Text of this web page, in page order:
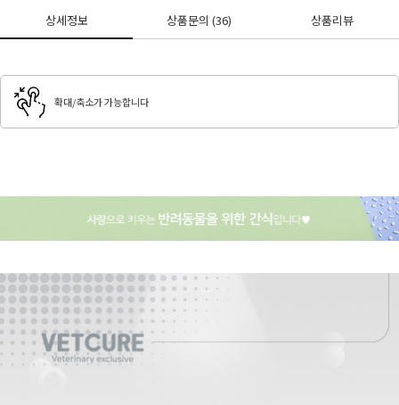
상세정보 상품문의(36) 상품리뷰
확대/축소가 가능합니다